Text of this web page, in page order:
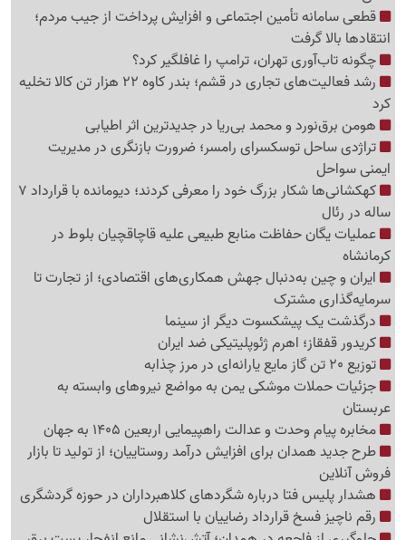
قطعی سامانه تأمین اجتماعی و افزایش پرداخت از جیب مردم؛
انتقادها بالا گرفت
چگونه تاب‌آوری تهران، ترامپ را غافلگیر کرد؟
رشد فعالیت‌های تجاری در قشم؛ بندر کاوه 22 هزار تن کالا تخلیه
کرد
هومن برق‌نورد و محمد بی‌ریا در جدیدترین اثر اطیابی
تراژدی ساحل توسکسرای رامسر؛ ضرورت بازنگری در مدیریت
ایمنی سواحل
کهکشانی‌ها شکار بزرگ خود را معرفی کردند؛ دیومانده با قرارداد 7
ساله در رئال
عملیات یگان حفاظت منابع طبیعی علیه قاچاقچیان بلوط در
کرمانشاه
ایران و چین به‌دنبال جهش همکاری‌های اقتصادی؛ از تجارت تا
سرمایه‌گذاری مشترک
درگذشت یک پیشکسوت دیگر از سینما
کریدور قفقاز؛ اهرم ژئوپلیتیکی ضد ایران
توزیع 20 تن گاز مایع یارانه‌ای در مرز چذابه
جزئیات حملات موشکی یمن به مواضع نیروهای وابسته به
عربستان
مخابره پیام وحدت و عدالت راهپیمایی اربعین 1405 به جهان
طرح جدید همدان برای افزایش درآمد روستاییان؛ از تولید تا بازار
فروش آنلاین
هشدار پلیس فتا درباره شگردهای کلاهبرداران در حوزه گردشگری
رقم ناچیز فسخ قرارداد رضاییان با استقلال